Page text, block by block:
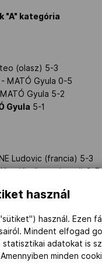
"A" kategória
(olasz) 5-3
MATÓ Gyula 0-5
Gyula 5-2
Gyula 5-1
Ludovic (francia) 5-3
Kin (hong-kongi) 3-5
Mario (amerikai) 5 - 0
Ivan (orosz) 5-1
(hong-kongi) -
- OSVÁTH Richárd 15 -
- TOKATLIAN Damien
használ
használ. Ezen
Mindent elfogad
statisztikai adatokat is
minden